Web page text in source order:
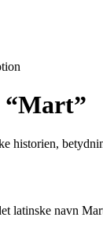
“Mart”
latinske navn